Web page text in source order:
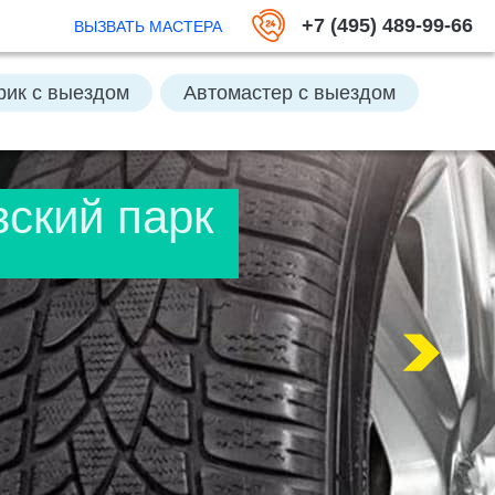
ВЫЗВАТЬ МАСТЕРА +7 (495) 489-99-66
с выездом Автомастер с выездом
аккумулятор
Отключить Great Guard
Открыть багажник Подвезти бензин
парк